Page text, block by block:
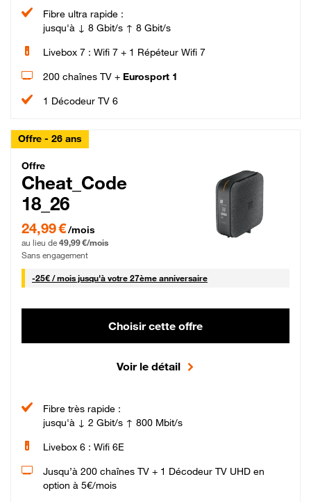
Fibre ultra rapide :
jusqu'à ↓ 8 Gbit/s ↑ 8 Gbit/s
Livebox 7 : Wifi 7 + 1 Répéteur Wifi 7
200 chaînes TV + Eurosport 1
1 Décodeur TV 6
Offre - 26 ans
Cheat_Code Fibre_18_26
Offre
Cheat_Code
18_26
24,99 € par mois pendant 0 mois puis 49,99 € par mois, Sans engagement
24,99 €/mois
au lieu de 49,99 €/mois
Sans engagement
-25€ / mois25 € par mois
jusqu'à votre 27ème anniversaire
Choisir cette offre
Voir le détail
Fibre très rapide :
jusqu'à ↓ 2 Gbit/s ↑ 800 Mbit/s
Livebox 6 : Wifi 6E
Jusqu’à 200 chaînes TV + 1 Décodeur TV UHD en
option à 5€/mois